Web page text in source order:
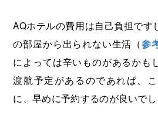
AQホテルの費用は自己負担です
の部屋から出られない生活（参
によっては辛いものがあるかも
渡航予定があるのであれば、
に、早めに予約するのが良いでし